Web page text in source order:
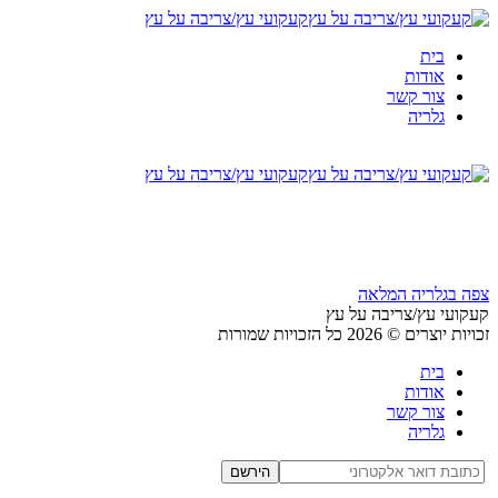
קעקועי עץ/צריבה על עץ
בית
אודות
צור קשר
גלריה
קעקועי עץ/צריבה על עץ
צפה בגלריה המלאה
קעקועי עץ/צריבה על עץ
זכויות יוצרים © 2026 כל הזכויות שמורות
בית
אודות
צור קשר
גלריה
הירשם